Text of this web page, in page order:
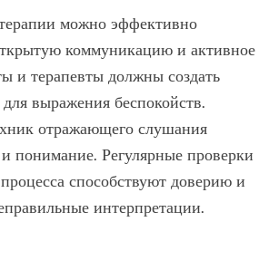
можно эффективно
коммуникацию и активное
и терапевты должны создать
выражения беспокойств.
отражающего слушания
понимание. Регулярные проверки
способствуют доверию и
интерпретации.